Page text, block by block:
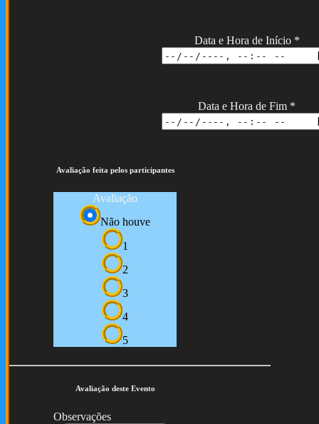
Data e Hora de Início *
Data e Hora de Fim *
Avaliação feita pelos participantes
Avaliação
Não houve
1
2
3
4
5
Avaliação deste Evento
Observações